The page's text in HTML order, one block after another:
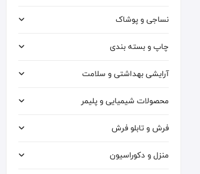
نساجی و پوشاک
چاپ و بسته بندی
آرایشی بهداشتی و سلامت
محصولات شیمیایی و پلیمر
فرش و تابلو فرش
منزل و دکوراسیون